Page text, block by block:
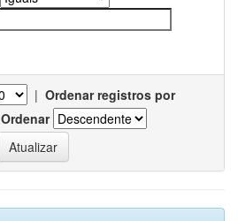
| Ordenar registros por
Ordenar